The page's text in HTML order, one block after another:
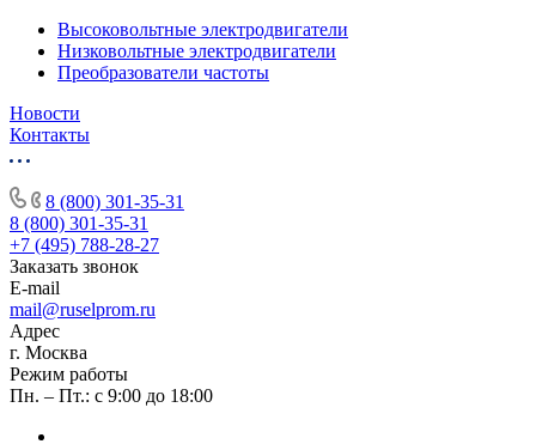
Высоковольтные электродвигатели
Низковольтные электродвигатели
Преобразователи частоты
Новости
Контакты
8 (800) 301-35-31
8 (800) 301-35-31
+7 (495) 788-28-27
Заказать звонок
E-mail
mail@ruselprom.ru
Адрес
г. Москва
Режим работы
Пн. – Пт.: с 9:00 до 18:00